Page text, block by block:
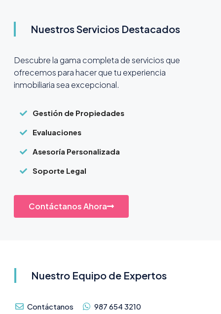
Nuestros Servicios Destacados
Descubre la gama completa de servicios que
ofrecemos para hacer que tu experiencia
inmobiliaria sea excepcional.
Gestión de Propiedades
Evaluaciones
Asesoría Personalizada
Soporte Legal
Contáctanos Ahora
Nuestro Equipo de Expertos
Contáctanos 987 654 3210